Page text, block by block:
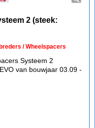
2 (steek:
/ Wheelspacers
Systeem 2
van bouwjaar 03.09 -